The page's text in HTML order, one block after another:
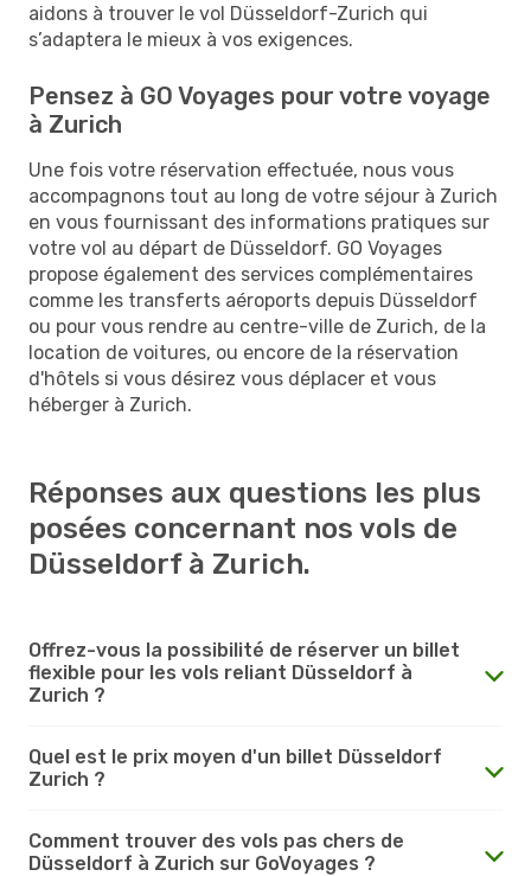
aidons à trouver le vol Düsseldorf-Zurich qui
s’adaptera le mieux à vos exigences.
Pensez à GO Voyages pour votre voyage
à Zurich
Une fois votre réservation effectuée, nous vous
accompagnons tout au long de votre séjour à Zurich
en vous fournissant des informations pratiques sur
votre vol au départ de Düsseldorf. GO Voyages
propose également des services complémentaires
comme les transferts aéroports depuis Düsseldorf
ou pour vous rendre au centre-ville de Zurich, de la
location de voitures, ou encore de la réservation
d'hôtels si vous désirez vous déplacer et vous
héberger à Zurich.
Réponses aux questions les plus
posées concernant nos vols de
Düsseldorf à Zurich.
Offrez-vous la possibilité de réserver un billet
flexible pour les vols reliant Düsseldorf à
Zurich ?
Quel est le prix moyen d'un billet Düsseldorf
Zurich ?
Comment trouver des vols pas chers de
Düsseldorf à Zurich sur GoVoyages ?